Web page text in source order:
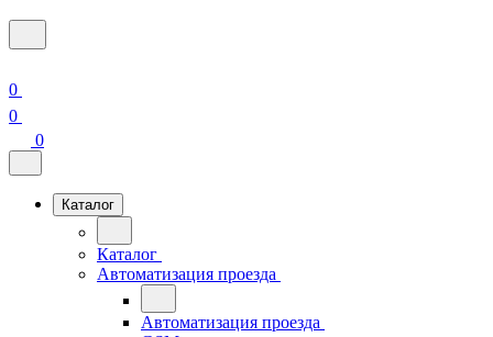
0
0
0
Каталог
Каталог
Автоматизация проезда
Автоматизация проезда